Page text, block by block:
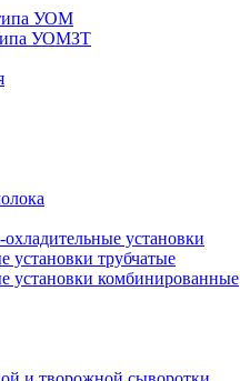
УОМ
УОМЗТ
установки
установки трубчатые
установки комбинированные